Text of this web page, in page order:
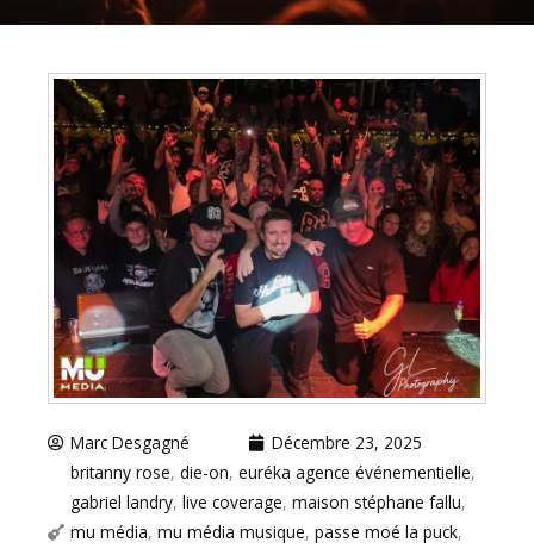
Marc Desgagné
Décembre 23, 2025
britanny rose, die-on, euréka agence événementielle,
gabriel landry, live coverage, maison stéphane fallu,
mu média, mu média musique, passe moé la puck,